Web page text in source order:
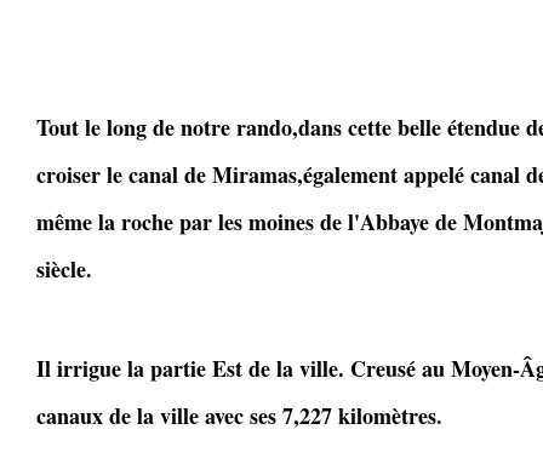
Tout le long de notre rando,dans cette belle étendue
croiser le canal de Miramas,également appelé canal
même la roche par les moines de l'Abbaye de
siècle.
Il irrigue la partie Est de la ville. Creusé au Moyen-
canaux de la ville avec ses 7,227 kilomètres.